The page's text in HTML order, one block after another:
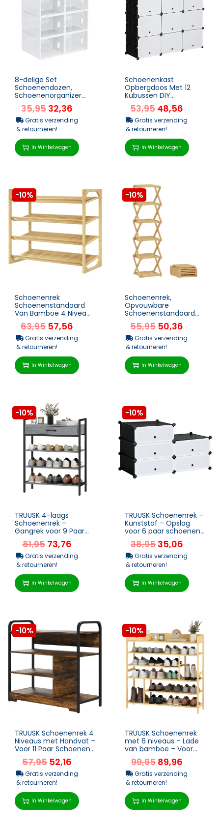
8-delige Set
Schoenendozen,
Schoenenorganizer
Met Magnetische
Deuren, Schoenendoos
Met Deksel, Schoe...
35,95 32,36
Gratis verzending
& retourneren!
In Winkelwagen
Schoenenkast
Opbergdoos Met 12
Kubussen DIY
Stekkerrek Met Deuren
Kunststof Staal
Zwart+Wit 125 X 32...
53,9548,56
Gratis verzending
& retourneren!
In Winkelwagen
-10%
Schoenenrek
Schoenenstandaard
Van Bamboe 4 Niveaus
Voor Maximaal 12 Paar
Schoenen Met
Handvat Voor E...
63,95 57,56
Gratis verzending
& retourneren!
In Winkelwagen
-10%
Schoenenrek,
Opvouwbare
Schoenenstandaard
Met 6 Niveaus Van
Bamboe, Voor Max. 9
Paar Schoenen, 30 X ...
55,9550,36
Gratis verzending
& retourneren!
In Winkelwagen
-10%
TRUUSK 4-laags
Schoenenrek –
Gangrek voor 9 Paar
Schoenen –
Spaanplaat – Metaal
&#...
81,95 73,76
Gratis verzending
& retourneren!
In Winkelwagen
-10%
TRUUSK Schoenenrek –
Kunststof – Opslag
voor 6 paar schoenen
– DIY Steekrek –...
38,95 35,06
Gratis verzending
& retourneren!
In Winkelwagen
-10%
TRUUSK Schoenenrek 4
Niveaus met Handvat –
Voor 11 Paar Schoenen
– Schoenenplank voor
En...
57,95 52,16
Gratis verzending
& retourneren!
In Winkelwagen
-10%
TRUUSK Schoenenrek
met 6 niveaus – Lade
van bamboe – Voor
max. 18 paar schoenen
– ...
99,95 89,96
Gratis verzending
& retourneren!
In Winkelwagen